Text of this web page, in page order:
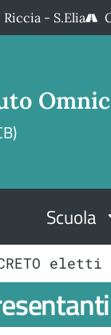
- S.Elia
Scuola